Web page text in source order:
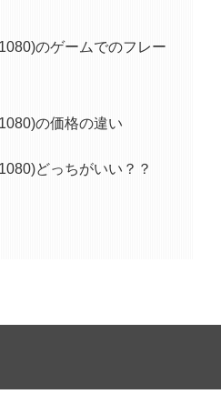
のゲームでのフレー
の価格の違い
どっちがいい？？